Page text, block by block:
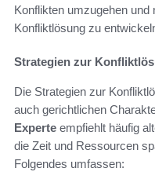
Konflikten umzugehen
Konfliktlösung zu
Strategien zur
Die Strategien zur
auch gerichtlichen
Experte empfiehlt häufig
die Zeit und Ressourcen
Folgendes umfassen: